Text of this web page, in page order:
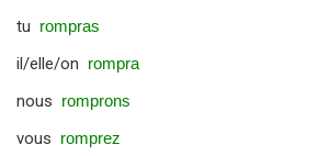
tu rompras
il/elle/on rompra
nous romprons
vous romprez